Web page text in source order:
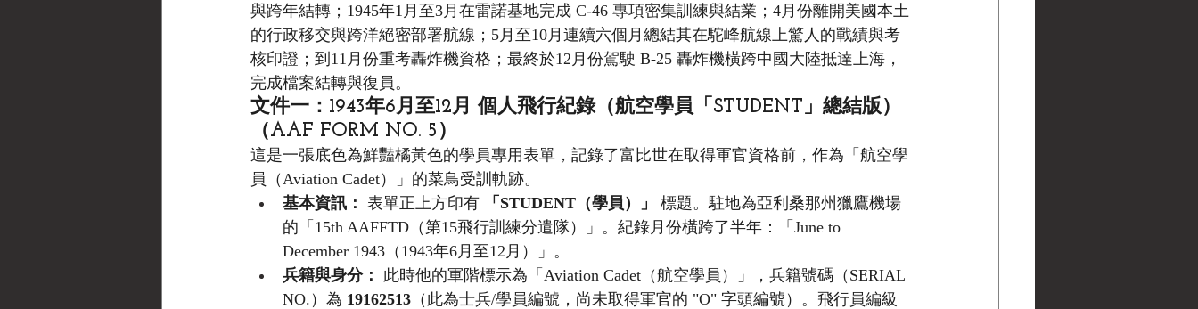
與跨年結轉；1945年1月至3月在雷諾基地完成 C-46 專項密集訓練與結業；4月份離開美國本土
的行政移交與跨洋絕密部署航線；5月至10月連續六個月總結其在駝峰航線上驚人的戰績與考
核印證；到11月份重考轟炸機資格；最終於12月份駕駛 B-25 轟炸機橫跨中國大陸抵達上海，
完成檔案結轉與復員。
文件一：1943年6月至12月 個人飛行紀錄（航空學員「STUDENT」總結版）
（AAF FORM NO. 5）
這是一張底色為鮮豔橘黃色的學員專用表單，記錄了富比世在取得軍官資格前，作為「航空學
員（Aviation Cadet）」的菜鳥受訓軌跡。
基本資訊： 表單正上方印有 「STUDENT（學員）」
標題。駐地為亞利桑那州獵鷹機場
的「15th AAFFTD（第15飛行訓練分遣隊）」。紀錄月份橫跨了半年：「June to
December 1943（1943年6月至12月）」。
兵籍與身分：
此時他的軍階標示為「Aviation Cadet（航空學員）」，兵籍號碼（SERIAL
NO.）為 19162513 （此為士兵/學員編號，尚未取得軍官的 "O" 字頭編號）。飛行員編級